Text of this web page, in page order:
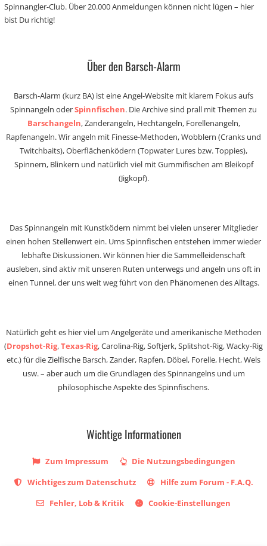
Spinnangler-Club. Über 20.000 Anmeldungen können nicht lügen – hier
bist Du richtig!
Über den Barsch-Alarm
Barsch-Alarm (kurz BA) ist eine Angel-Website mit klarem Fokus aufs
Spinnangeln oderSpinnfischen. Die Archive sind prall mit Themen zu
Barschangeln, Zanderangeln, Hechtangeln, Forellenangeln,
Rapfenangeln. Wir angeln mit Finesse-Methoden, Wobblern (Cranks und
Twitchbaits), Oberflächenködern (Topwater Lures bzw. Toppies),
Spinnern, Blinkern und natürlich viel mit Gummifischen am Bleikopf
(Jigkopf).
Das Spinnangeln mit Kunstködern nimmt bei vielen unserer Mitglieder
einen hohen Stellenwert ein. Ums Spinnfischen entstehen immer wieder
lebhafte Diskussionen. Wir können hier die Sammelleidenschaft
ausleben, sind aktiv mit unseren Ruten unterwegs und angeln uns oft in
einen Tunnel, der uns weit weg führt von den Phänomenen des Alltags.
Natürlich geht es hier viel um Angelgeräte und amerikanische Methoden
(Dropshot-Rig,Texas-Rig, Carolina-Rig, Softjerk, Splitshot-Rig, Wacky-Rig
etc.) für die Zielfische Barsch, Zander, Rapfen, Döbel, Forelle, Hecht, Wels
usw. – aber auch um die Grundlagen des Spinnangelns und um
philosophische Aspekte des Spinnfischens.
Wichtige Informationen
Zum Impressum
Die Nutzungsbedingungen
Wichtiges zum Datenschutz
Hilfe zum Forum - F.A.Q.
Fehler, Lob & Kritik
Cookie-Einstellungen